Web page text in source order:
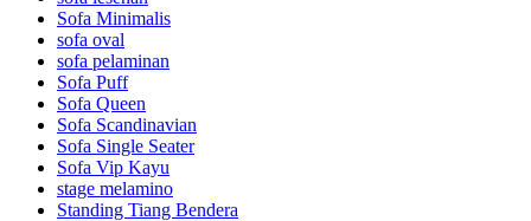
Sofa Minimalis
sofa oval
sofa pelaminan
Sofa Puff
Sofa Queen
Sofa Scandinavian
Sofa Single Seater
Sofa Vip Kayu
stage melamino
Standing Tiang Bendera